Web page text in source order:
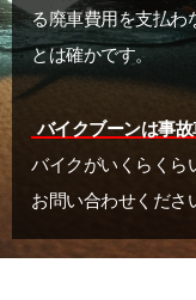
る廃車費用を支払わ
とは確かです。
バイクブーンは事
バイクがいくらくら
お問い合わせくださ